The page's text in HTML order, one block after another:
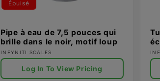
Épuisé
Pipe à eau de 7,5 pouces qui
brille dans le noir, motif loup
Fournisseur :
INFYNITI SCALES
Log In To View Pricing